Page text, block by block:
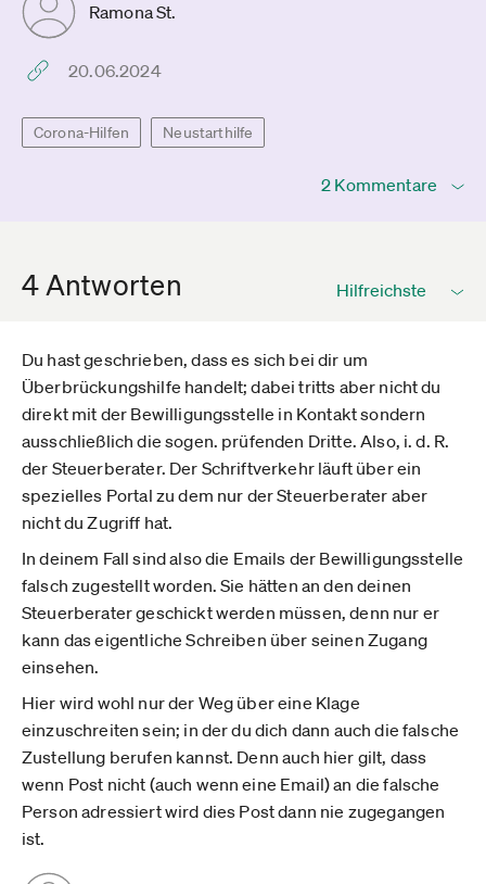
Ramona St.
20.06.2024
Corona-Hilfen Neustarthilfe
2 Kommentare
4 Antworten
Du hast geschrieben, dass es sich bei dir um
Überbrückungshilfe handelt; dabei tritts aber nicht du
direkt mit der Bewilligungsstelle in Kontakt sondern
ausschließlich die sogen. prüfenden Dritte. Also, i. d. R.
der Steuerberater. Der Schriftverkehr läuft über ein
spezielles Portal zu dem nur der Steuerberater aber
nicht du Zugriff hat.
In deinem Fall sind also die Emails der Bewilligungsstelle
falsch zugestellt worden. Sie hätten an den deinen
Steuerberater geschickt werden müssen, denn nur er
kann das eigentliche Schreiben über seinen Zugang
einsehen.
Hier wird wohl nur der Weg über eine Klage
einzuschreiten sein; in der du dich dann auch die falsche
Zustellung berufen kannst. Denn auch hier gilt, dass
wenn Post nicht (auch wenn eine Email) an die falsche
Person adressiert wird dies Post dann nie zugegangen
ist.